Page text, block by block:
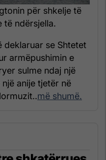
për shkelje të
të ndërsjella.
deklaruar se Shtetet
armëpushimin e
sulme ndaj një
anije tjetër në
më shumë.